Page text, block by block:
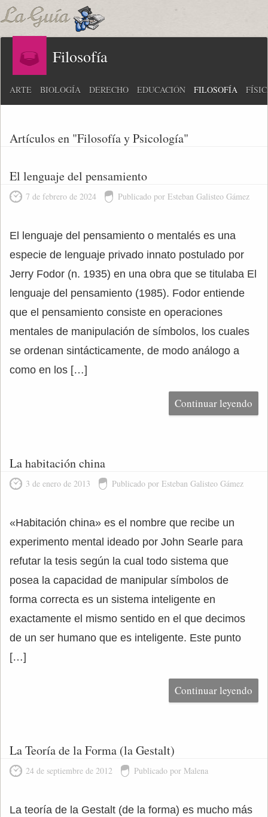
Filosofía
ARTE BIOLOGÍA DERECHO EDUCACIÓN FILOSOFÍA
Artículos en "Filosofía y Psicología"
El lenguaje del pensamiento
7 de febrero de 2024 Publicado por Esteban Galisteo Gámez
El lenguaje del pensamiento o mentalés es una
especie de lenguaje privado innato postulado por
Jerry Fodor (n. 1935) en una obra que se titulaba El
lenguaje del pensamiento (1985). Fodor entiende
que el pensamiento consiste en operaciones
mentales de manipulación de símbolos, los cuales
se ordenan sintácticamente, de modo análogo a
como en los […]
Continuar leyendo
La habitación china
3 de enero de 2013 Publicado por Esteban Galisteo Gámez
«Habitación china» es el nombre que recibe un
experimento mental ideado por John Searle para
refutar la tesis según la cual todo sistema que
posea la capacidad de manipular símbolos de
forma correcta es un sistema inteligente en
exactamente el mismo sentido en el que decimos
de un ser humano que es inteligente. Este punto
[…]
Continuar leyendo
La Teoría de la Forma (la Gestalt)
24 de septiembre de 2012 Publicado por Malena
La teoría de la Gestalt (de la forma) es mucho más